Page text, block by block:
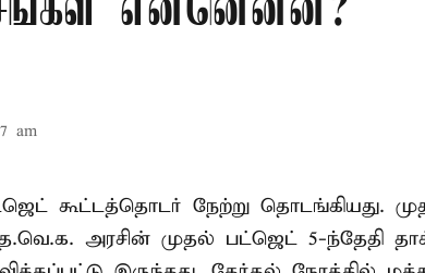
என்னென்ன?
am
கூட்டத்தொடர் நேற்று தொடங்கியது.
அரசின் முதல் பட்ஜெட் 5-ந்தேதி